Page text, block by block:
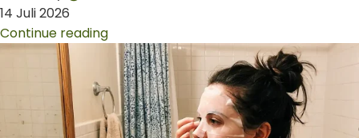
14 Juli 2026
Continue reading